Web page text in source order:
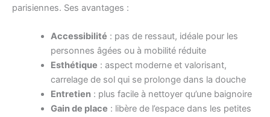
parisiennes. Ses avantages :
Accessibilité : pas de ressaut, idéale pour les
personnes âgées ou à mobilité réduite
Esthétique : aspect moderne et valorisant,
carrelage de sol qui se prolonge dans la douche
Entretien: plus facile à nettoyer qu’une baignoire
Gain de place : libère de l’espace dans les petites